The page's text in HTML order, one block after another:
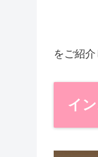
をご紹介
イ